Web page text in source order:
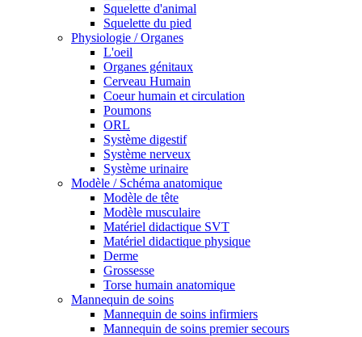
Squelette d'animal
Squelette du pied
Physiologie / Organes
L'oeil
Organes génitaux
Cerveau Humain
Coeur humain et circulation
Poumons
ORL
Système digestif
Système nerveux
Système urinaire
Modèle / Schéma anatomique
Modèle de tête
Modèle musculaire
Matériel didactique SVT
Matériel didactique physique
Derme
Grossesse
Torse humain anatomique
Mannequin de soins
Mannequin de soins infirmiers
Mannequin de soins premier secours